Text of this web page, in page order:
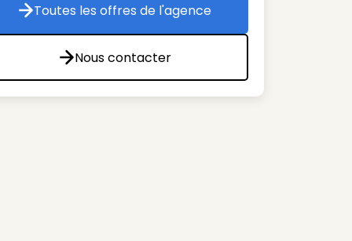
Toutes les offres de l'agence
Toutes les offres de l'agence
Nous contacter
Nous contacter